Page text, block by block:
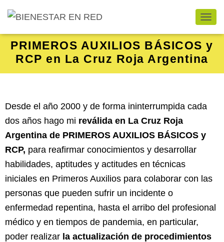
PRIMEROS AUXILIOS BÁSICOS y
RCP en La Cruz Roja Argentina
Desde el año 2000 y de forma ininterrumpida cada
dos años hago mi reválida en La Cruz Roja
Argentina de PRIMEROS AUXILIOS BÁSICOS y
RCP, para reafirmar conocimientos y desarrollar
habilidades, aptitudes y actitudes en técnicas
iniciales en Primeros Auxilios para colaborar con las
personas que pueden sufrir un incidente o
enfermedad repentina, hasta el arribo del profesional
médico y en tiempos de pandemia, en particular,
poder realizar la actualización de procedimientos